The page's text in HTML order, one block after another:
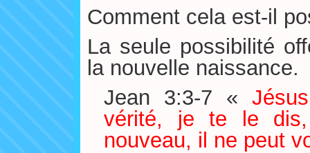
Comment cela est-il
La seule possibilité
la nouvelle naissance.
Jean 3:3-7 «
vérité, je te le
nouveau, il ne peut